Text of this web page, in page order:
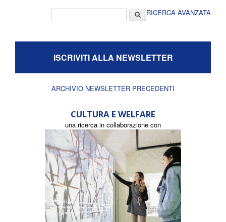
CercaRICERCA AVANZATA
ISCRIVITI ALLA NEWSLETTER
ARCHIVIO NEWSLETTER PRECEDENTI
CULTURA E WELFARE
una ricerca in collaborazione con